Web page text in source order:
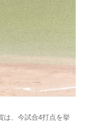
は、今試合4打点を挙